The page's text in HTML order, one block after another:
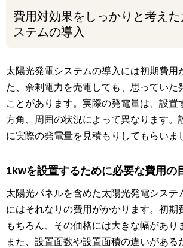
費用対効果をしっかりと考え
ステムの導入
太陽光発電システムの導入には初期費用
た、余剰電力を売電しても、思っていた
ことがあります。実際の発電量は、設置
方角、周囲の状況によって異なります。
に実際の発電量を見積もりしてもらいま
1kwを設置するために必要な費用の
太陽光パネルを含めた太陽光発電システ
にはそれなりの費用がかかります。初期
もちろん、その価格には大きな幅があり
また、設置面数や設置面積の違いがある